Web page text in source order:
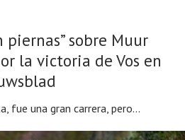
piernas” sobre Muur
la victoria de Vos en
fue una gran carrera, pero...